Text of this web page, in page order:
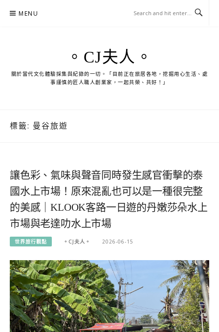
MENU
。CJ夫人。
關於當代文化體驗採集與紀錄的一切。「目前正在旅居各地，挖掘用心生活、處
事謹慎的匠人職人創業家，一起共榮、共好！」
標籤: 曼谷旅遊
讓色彩、氣味與聲音同時發生感官衝擊的泰
國水上市場！原來混亂也可以是一種很完整
的美感｜KLOOK客路一日遊的丹嫩莎朵水上
市場與老達叻水上市場
世界旅行觀點 。CJ夫人。 2026-06-15